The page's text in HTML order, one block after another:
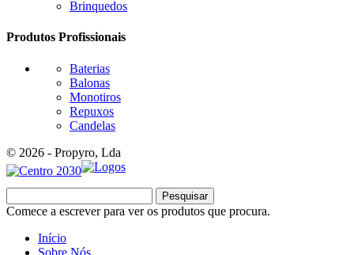
Brinquedos
Produtos Profissionais
Baterias
Balonas
Monotiros
Repuxos
Candelas
© 2026 - Propyro, Lda
Pesquisar
Comece a escrever para ver os produtos que procura.
Início
Sobre Nós